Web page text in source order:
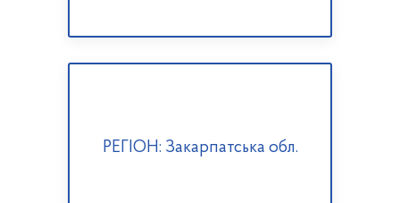
РЕГІОН: Закарпатська обл.